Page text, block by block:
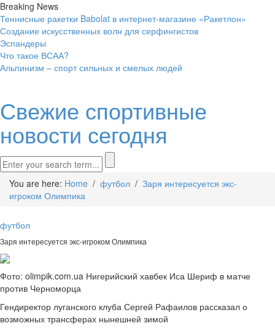
Breaking News
Теннисные ракетки Babolat в интернет-магазине «Ракетлон»
Создание искусственных волн для серфингистов
Эспандеры
Что такое ВСАА?
Альпинизм – спорт сильных и смелых людей
Свежие спортивные
новости сегодня
You are here: Home / футбол / Заря интересуется экс-
игроком Олимпика
футбол
Заря интересуется экс-игроком Олимпика
Фото: olimpik.com.ua Нигерийский хавбек Иса Шериф в матче
против Черноморца
Гендиректор луганского клуба Сергей Рафаилов рассказал о
возможных трансферах нынешней зимой